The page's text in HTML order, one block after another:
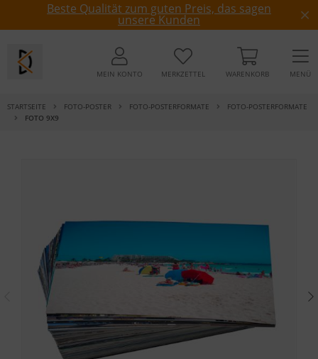
Beste Qualität zum guten Preis, das sagen
unsere Kunden
MEIN KONTO MERKZETTEL WARENKORB MENÜ
STARTSEITE FOTO-POSTER FOTO-POSTERFORMATE
FOTO-POSTERFORMATE
FOTO 9X9